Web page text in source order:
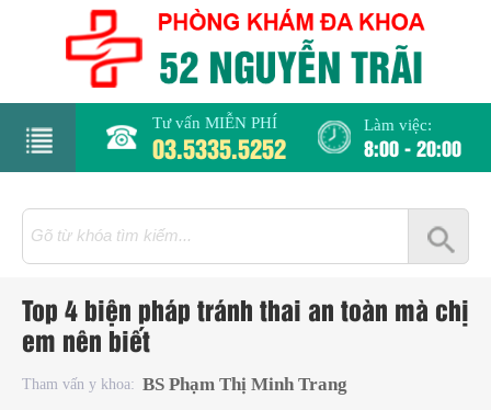
Tư vấn MIỄN PHÍ
03.5335.5252
Làm việc:
8:00 - 20:00
Top 4 biện pháp tránh thai an toàn mà chị
em nên biết
Tham vấn y khoa: BS Phạm Thị Minh Trang